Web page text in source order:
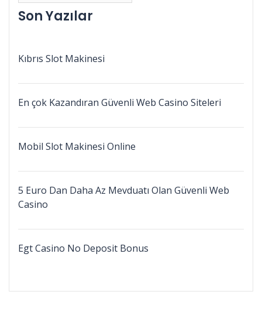
Son Yazılar
Kıbrıs Slot Makinesi
En çok Kazandıran Güvenli Web Casino Siteleri
Mobil Slot Makinesi Online
5 Euro Dan Daha Az Mevduatı Olan Güvenli Web
Casino
Egt Casino No Deposit Bonus